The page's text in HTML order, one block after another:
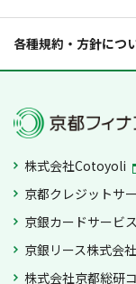
各種規約・方針につ
株式会社Cotoyoli
京都クレジットサ
京銀カードサービ
京銀リース株式会社
株式会社京都総研